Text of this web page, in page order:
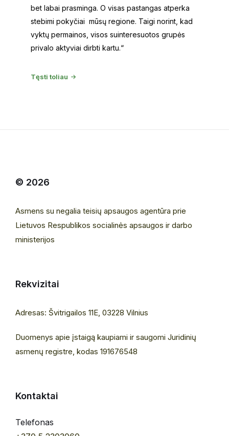
bet labai prasminga. O visas pastangas atperka
stebimi pokyčiai mūsų regione. Taigi norint, kad
vyktų permainos, visos suinteresuotos grupės
privalo aktyviai dirbti kartu.“
Tęsti toliau
© 2026
Asmens su negalia teisių apsaugos agentūra prie
Lietuvos Respublikos socialinės apsaugos ir darbo
ministerijos
Rekvizitai
Adresas: Švitrigailos 11E, 03228 Vilnius
Duomenys apie įstaigą kaupiami ir saugomi Juridinių
asmenų registre, kodas 191676548
Kontaktai
Telefonas